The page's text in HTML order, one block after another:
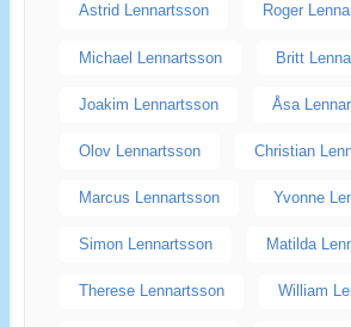
Astrid Lennartsson Roger
Michael Lennartsson Britt
Joakim Lennartsson Åsa
Olov Lennartsson Christian
Marcus Lennartsson Yvonne
Simon Lennartsson Matilda
Therese Lennartsson William